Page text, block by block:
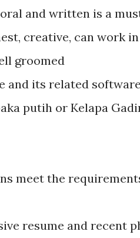
and written is a
creative, can work
groomed
and its related software
putih or Kelapa
meet the
resume and recent